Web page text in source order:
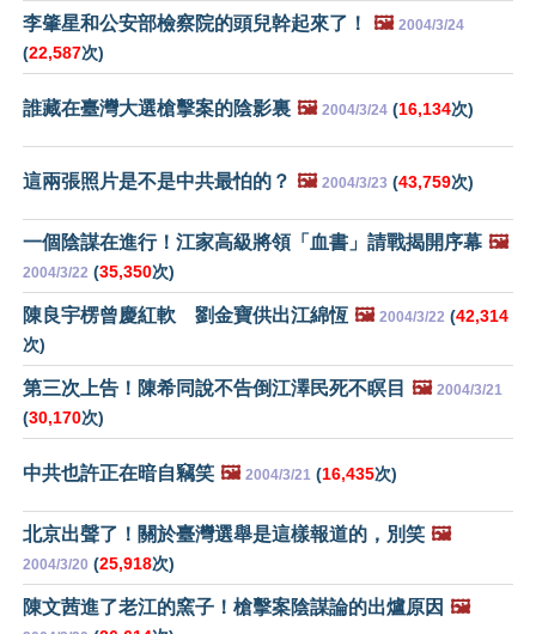
李肇星和公安部檢察院的頭兒幹起來了！ 🖼️ 2004/3/24
(22,587次)
誰藏在臺灣大選槍擊案的陰影裏 🖼️ 2004/3/24 (16,134次)
這兩張照片是不是中共最怕的？ 🖼️ 2004/3/23 (43,759次)
一個陰謀在進行！江家高級將領「血書」請戰揭開序幕 🖼️
2004/3/22 (35,350次)
陳良宇楞曾慶紅軟 劉金寶供出江綿恆 🖼️ 2004/3/22 (42,314
次)
第三次上告！陳希同說不告倒江澤民死不瞑目 🖼️ 2004/3/21
(30,170次)
中共也許正在暗自竊笑 🖼️ 2004/3/21 (16,435次)
北京出聲了！關於臺灣選舉是這樣報道的，別笑 🖼️
2004/3/20 (25,918次)
陳文茜進了老江的窯子！槍擊案陰謀論的出爐原因 🖼️